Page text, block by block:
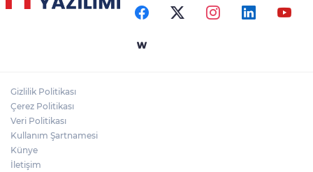
Gizlilik Politikası
Çerez Politikası
Veri Politikası
Kullanım Şartnamesi
Künye
İletişim